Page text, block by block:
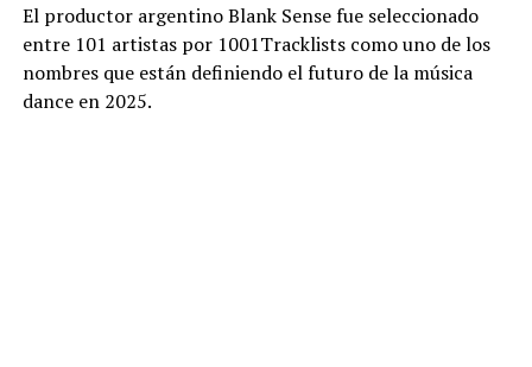
El productor argentino Blank Sense fue seleccionado
entre 101 artistas por 1001Tracklists como uno de los
nombres que están definiendo el futuro de la música
dance en 2025.